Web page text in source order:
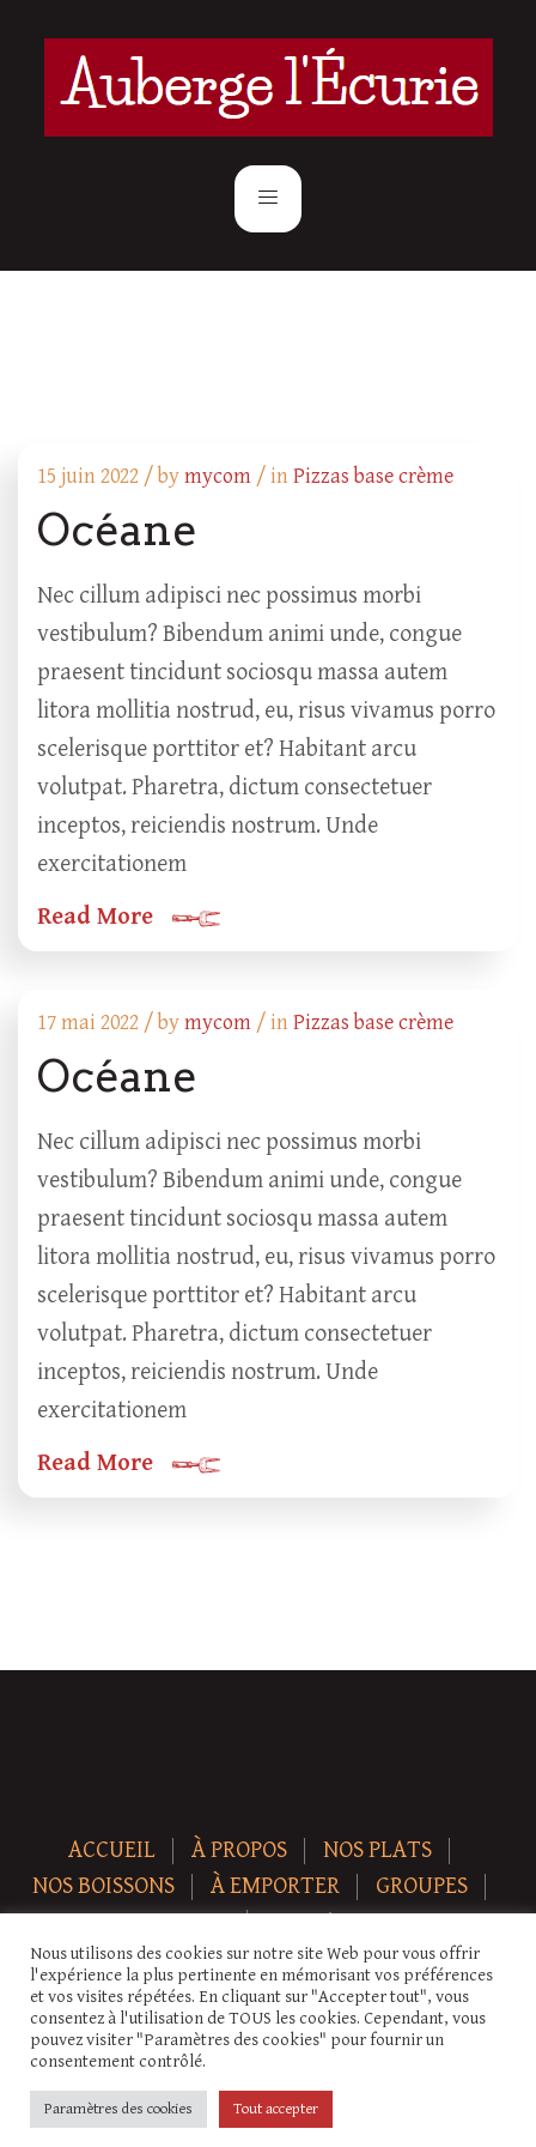
15 juin 2022 /bymycom / inPizzas base crème
Océane
Nec cillum adipisci nec possimus morbi
vestibulum? Bibendum animi unde, congue
praesent tincidunt sociosqu massa autem
litora mollitia nostrud, eu, risus vivamus porro
scelerisque porttitor et? Habitant arcu
volutpat. Pharetra, dictum consectetuer
inceptos, reiciendis nostrum. Unde
exercitationem
Read More
17 mai 2022 /bymycom / inPizzas base crème
Océane
Nec cillum adipisci nec possimus morbi
vestibulum? Bibendum animi unde, congue
praesent tincidunt sociosqu massa autem
litora mollitia nostrud, eu, risus vivamus porro
scelerisque porttitor et? Habitant arcu
volutpat. Pharetra, dictum consectetuer
inceptos, reiciendis nostrum. Unde
exercitationem
Read More
ACCUEIL À PROPOS
NOS PLATS
NOS BOISSONS
À EMPORTER
GROUPES
NEWS
CONTACT
Copyright © 2026 Auberge-ecurie. Tous droits réservés.
Nous utilisons des cookies sur notre site Web pour vous offrir
l'expérience la plus pertinente en mémorisant vos préférences
et vos visites répétées. En cliquant sur "Accepter tout", vous
consentez à l'utilisation de TOUS les cookies. Cependant, vous
pouvez visiter "Paramètres des cookies" pour fournir un
consentement contrôlé.
Paramètres des cookies Tout accepter